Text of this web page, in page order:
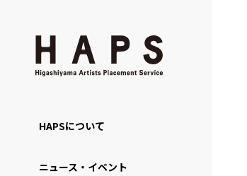
HAPSについて
ニュース・イベント